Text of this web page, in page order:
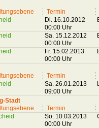
Termin
Di. 16.10.2012
00:00 Uhr
Sa. 15.12.2012
00:00 Uhr
Fr. 15.02.2013
00:00 Uhr
Termin
Sa. 26.01.2013
09:00 Uhr
Stadt
Termin
So. 10.03.2013
00:00 Uhr